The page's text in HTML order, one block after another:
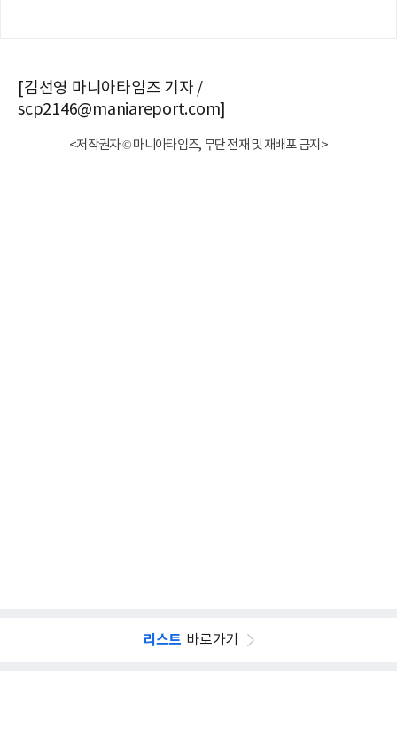
[김선영 마니아타임즈 기자 /
scp2146@maniareport.com]
<저작권자 © 마니아타임즈, 무단 전재 및 재배포 금지>
리스트 바로가기